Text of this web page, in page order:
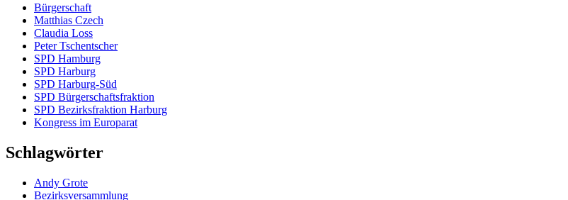
Bürgerschaft
Matthias Czech
Claudia Loss
Peter Tschentscher
SPD Hamburg
SPD Harburg
SPD Harburg-Süd
SPD Bürgerschaftsfraktion
SPD Bezirksfraktion Harburg
Kongress im Europarat
Schlagwörter
Andy Grote
Bezirksversammlung